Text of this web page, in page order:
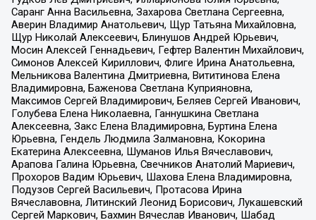
Саранг Анна Васильевна, Захарова Светлана Сергеевна,
Аверин Владимир Анатольевич, Щур Татьяна Михайловна,
Щур Николай Алексеевич, Блинушов Андрей Юрьевич,
Мосин Алексей Геннадьевич, Гефтер Валентин Михайлович,
Симонов Алексей Кириллович, Флиге Ирина Анатольевна,
Мельникова Валентина Дмитриевна, Вититинова Елена
Владимировна, Баженова Светлана Куприяновна,
Максимов Сергей Владимирович, Беляев Сергей Иванович,
Голубева Елена Николаевна, Ганнушкина Светлана
Алексеевна, Закс Елена Владимировна, Буртина Елена
Юрьевна, Гендель Людмила Залмановна, Кокорина
Екатерина Алексеевна, Шуманов Илья Вячеславович,
Арапова Галина Юрьевна, Свечников Анатолий Мариевич,
Прохоров Вадим Юрьевич, Шахова Елена Владимировна,
Подузов Сергей Васильевич, Протасова Ирина
Вячеславовна, Литинский Леонид Борисович, Лукашевский
Сергей Маркович, Бахмин Вячеслав Иванович, Шабад